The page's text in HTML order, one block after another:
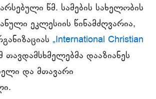
წმ. სამების სახელობის
ეკლესიის წინამძღვარია,
„International Christian
თავდამსხმელებმა დააზიანეს
და მთავარი